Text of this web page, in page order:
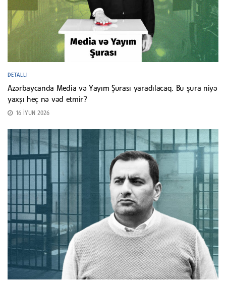
DETALLI
Azərbaycanda Media və Yayım Şurası yaradılacaq. Bu şura niyə
yaxşı heç nə vəd etmir?
16 İYUN 2026